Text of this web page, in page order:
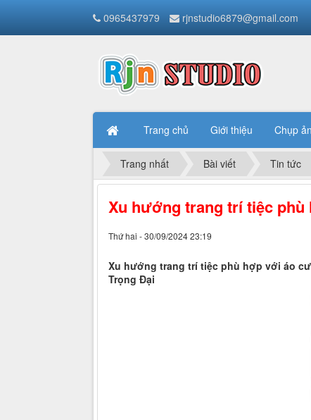
0965437979 rjnstudio6879@gmail.com
Trang chủ Giới thiệu Chụp
Trang nhất Bài viết Tin tức
Xu hướng trang trí tiệc phù
Thứ hai - 30/09/2024 23:19
Xu hướng trang trí tiệc phù hợp với áo
Trọng Đại